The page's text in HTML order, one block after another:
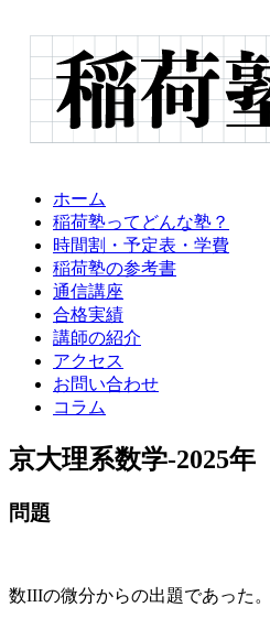
ホーム
稲荷塾ってどんな塾？
時間割・予定表・学費
稲荷塾の参考書
通信講座
合格実績
講師の紹介
アクセス
お問い合わせ
コラム
京大理系数学-2025
問題
数IIIの微分からの出題であった。